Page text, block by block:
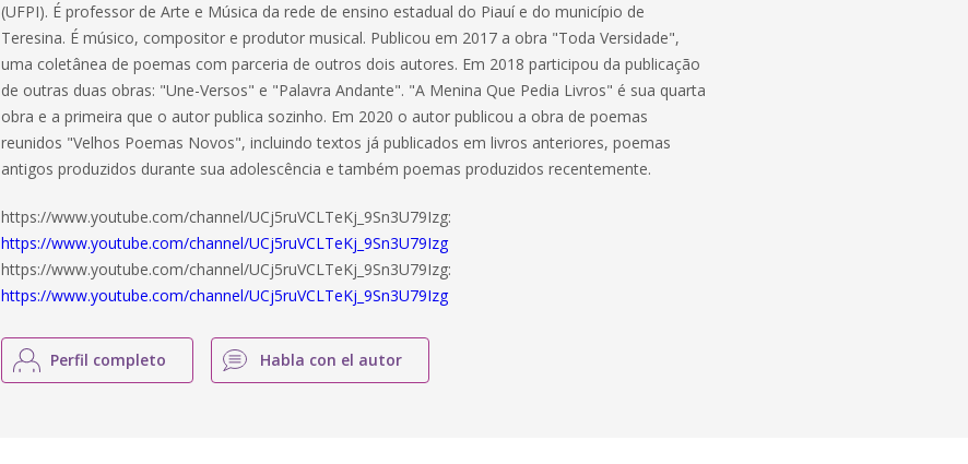
(UFPI). É professor de Arte e Música da rede de ensino estadual do Piauí e do município de
Teresina. É músico, compositor e produtor musical. Publicou em 2017 a obra "Toda Versidade",
uma coletânea de poemas com parceria de outros dois autores. Em 2018 participou da publicação
de outras duas obras: "Une-Versos" e "Palavra Andante". "A Menina Que Pedia Livros" é sua quarta
obra e a primeira que o autor publica sozinho. Em 2020 o autor publicou a obra de poemas
reunidos "Velhos Poemas Novos", incluindo textos já publicados em livros anteriores, poemas
antigos produzidos durante sua adolescência e também poemas produzidos recentemente.
https://www.youtube.com/channel/UCj5ruVCLTeKj_9Sn3U79Izg:
https://www.youtube.com/channel/UCj5ruVCLTeKj_9Sn3U79Izg
https://www.youtube.com/channel/UCj5ruVCLTeKj_9Sn3U79Izg:
https://www.youtube.com/channel/UCj5ruVCLTeKj_9Sn3U79Izg
Perfil completo Habla con el autor